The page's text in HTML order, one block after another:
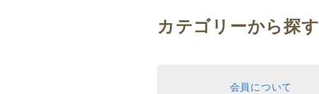
カテゴリーから探す
会員について